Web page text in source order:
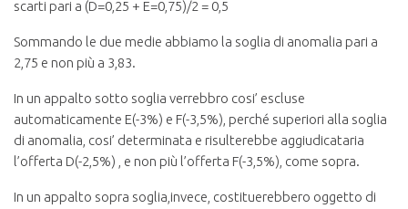
scarti pari a (D=0,25 + E=0,75)/2 = 0,5
Sommando le due medie abbiamo la soglia di anomalia pari a
2,75 e non più a 3,83.
In un appalto sotto soglia verrebbro cosi’ escluse
automaticamente E(-3%) e F(-3,5%), perché superiori alla soglia
di anomalia, cosi’ determinata e risulterebbe aggiudicataria
l’offerta D(-2,5%) , e non più l’offerta F(-3,5%), come sopra.
In un appalto sopra soglia,invece, costituerebbero oggetto di